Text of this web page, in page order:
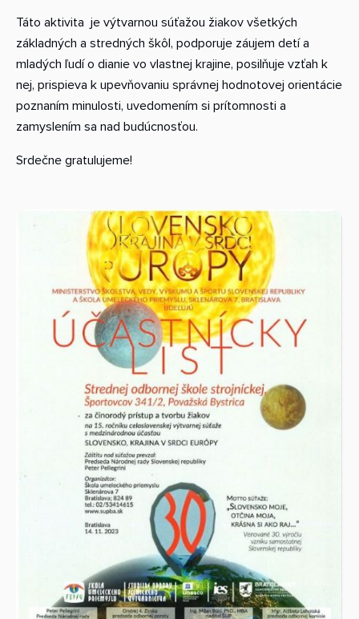
Táto aktivita je výtvarnou súťažou žiakov všetkých
základných a stredných škôl, podporuje záujem detí a
mladých ľudí o dianie vo vlastnej krajine, posilňuje vzťah k
nej, prispieva k upevňovaniu správnej hodnotovej orientácie
poznaním minulosti, uvedomením si prítomnosti a
zamyslením sa nad budúcnosťou.
Srdečne gratulujeme!